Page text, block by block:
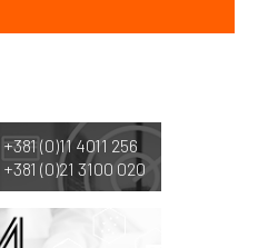
+381 (0)11 4011 256
+381 (0)21 3100 020